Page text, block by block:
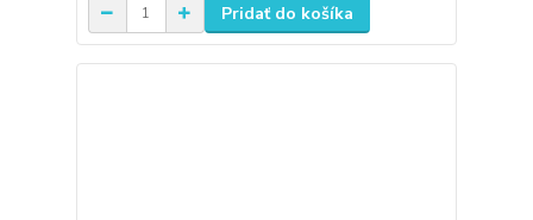
Pridať do košíka